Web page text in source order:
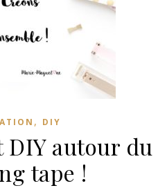
, DIY
DIY autour du
tape !